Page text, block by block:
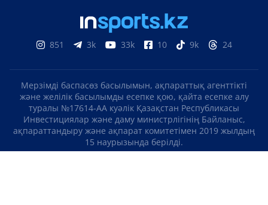
851 3k 33k 10 9k 24
Мерзімді баспасөз басылымын, ақпараттық агенттікті
және желілік басылымды есепке қою, қайта есепке алу
туралы №17614-АА куәлік Қазақстан Республикасы
Инвестициялар және даму министрлігінің Байланыс,
ақпараттандыру және ақпарат комитетімен 2019 жылдың
15 наурызында берілді.